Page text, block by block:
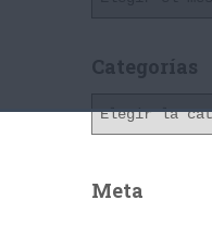
h
v
o
Categorías
g
Meta